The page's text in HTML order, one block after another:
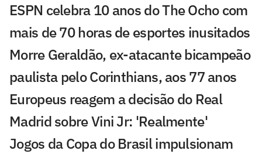
ESPN celebra 10 anos do The Ocho com
mais de 70 horas de esportes inusitados
Morre Geraldão, ex-atacante bicampeão
paulista pelo Corinthians, aos 77 anos
Europeus reagem a decisão do Real
Madrid sobre Vini Jr: 'Realmente'
Jogos da Copa do Brasil impulsionam